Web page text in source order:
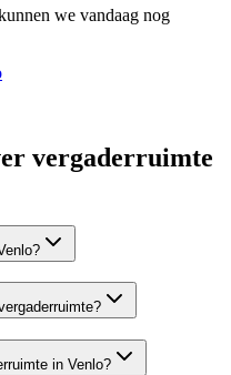
we vandaag nog
vergaderruimte
in Venlo?